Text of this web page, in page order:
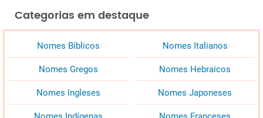
Categorias em destaque
Nomes Bíblicos Nomes Italianos
Nomes Gregos Nomes Hebraicos
Nomes Ingleses Nomes Japoneses